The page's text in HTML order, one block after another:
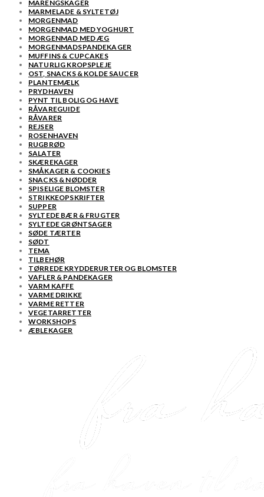
MARENGSKAGER
MARMELADE & SYLTETØJ
MORGENMAD
MORGENMAD MED YOGHURT
MORGENMAD MED ÆG
MORGENMADSPANDEKAGER
MUFFINS & CUPCAKES
NATURLIG KROPSPLEJE
OST, SNACKS & KOLDE SAUCER
PLANTEMÆLK
PRYDHAVEN
PYNT TIL BOLIG OG HAVE
RÅVAREGUIDE
RÅVARER
REJSER
ROSENHAVEN
RUGBRØD
SALATER
SKÆREKAGER
SMÅKAGER & COOKIES
SNACKS & NØDDER
SPISELIGE BLOMSTER
STRIKKEOPSKRIFTER
SUPPER
SYLTEDE BÆR & FRUGTER
SYLTEDE GRØNTSAGER
SØDE TÆRTER
SØDT
TEMA
TILBEHØR
TØRREDE KRYDDERURTER OG BLOMSTER
VAFLER & PANDEKAGER
VARM KAFFE
VARME DRIKKE
VARME RETTER
VEGETARRETTER
WORKSHOPS
ÆBLEKAGER